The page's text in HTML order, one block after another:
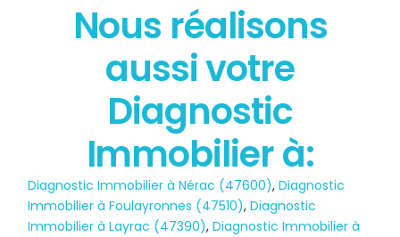
État des risques
POLLUTION
Nous réalisons
aussi votre
Diagnostic
Immobilier à:
Diagnostic Immobilier à Nérac (47600),Diagnostic
Immobilier à Foulayronnes (47510),Diagnostic
Immobilier à Layrac (47390),Diagnostic Immobilier à